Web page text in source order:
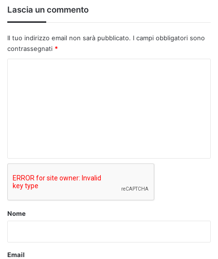
Lascia un commento
Il tuo indirizzo email non sarà pubblicato. I campi obbligatori sono
contrassegnati *
Nome
Email